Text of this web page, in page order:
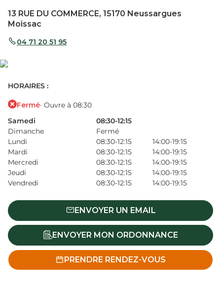
13 RUE DU COMMERCE, 15170 Neussargues
Moissac
04 71 20 51 95
HORAIRES :
Fermé· Ouvre à 08:30
Samedi
08:30-12:15
Dimanche
Fermé
Lundi
08:30-12:15
14:00-19:15
Mardi
08:30-12:15
14:00-19:15
Mercredi
08:30-12:15
14:00-19:15
Jeudi
08:30-12:15
14:00-19:15
Vendredi
08:30-12:15 14:00-19:15
ENVOYER UN EMAIL
ENVOYER MON ORDONNANCE
PRENDRE RENDEZ-VOUS